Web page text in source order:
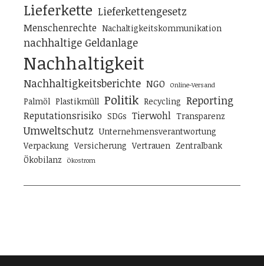
Lieferkette Lieferkettengesetz
Menschenrechte Nachaltigkeitskommunikation
nachhaltige Geldanlage
Nachhaltigkeit
Nachhaltigkeitsberichte NGO Online-Versand
Palmöl Plastikmüll Politik Recycling Reporting
Reputationsrisiko SDGs Tierwohl Transparenz
Umweltschutz Unternehmensverantwortung
Verpackung Versicherung Vertrauen Zentralbank
Ökobilanz
Ökostrom